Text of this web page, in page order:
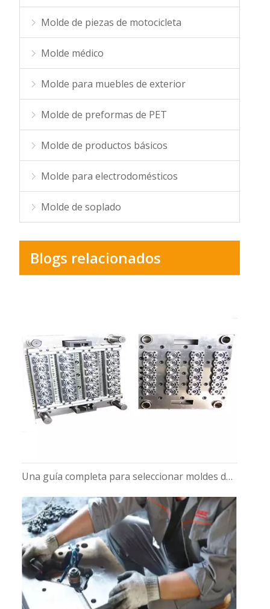
Molde de piezas de motocicleta
Molde médico
Molde para muebles de exterior
Molde de preformas de PET
Molde de productos básicos
Molde para electrodomésticos
Molde de soplado
Blogs relacionados
Una guía completa para seleccionar moldes de preformas de PET para botellas